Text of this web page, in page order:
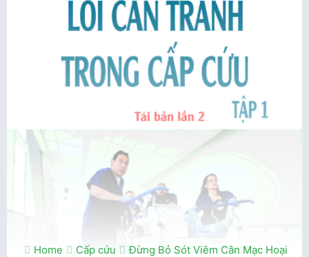
Home Cấp cứu
Đừng Bỏ Sót Viêm Cân Mạc Hoại Tử